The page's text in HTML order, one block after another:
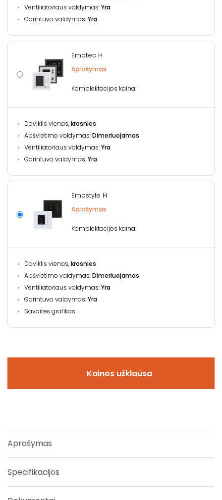
Ventiliatoriaus valdymas:Yra
Garintuvo valdymas:Yra
Emotec H
Aprašymas
Komplektacijos kaina:
Daviklis vienas,krosnies
Apšvietimo valdymas:Dimeriuojamas
Ventiliatoriaus valdymas:Yra
Garintuvo valdymas:Yra
Emostyle H
Aprašymas
Komplektacijos kaina:
Daviklis vienas,krosnies
Apšvietimo valdymas:Dimeriuojamas
Ventiliatoriaus valdymas:Yra
Garintuvo valdymas:Yra
Savaitės grafikas
Kainos užklausa
Aprašymas
Specifikacijos